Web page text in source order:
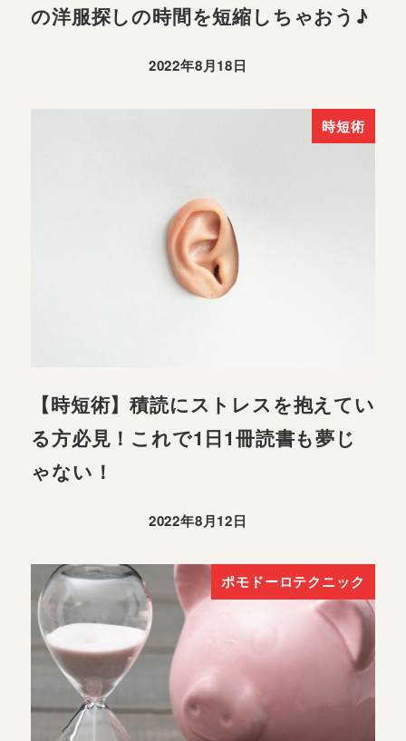
の洋服探しの時間を短縮しちゃおう♪
2022年8月18日
時短術
【時短術】積読にストレスを抱えてい
る方必見！これで1日1冊読書も夢じ
ゃない！
2022年8月12日
ポモドーロテクニック